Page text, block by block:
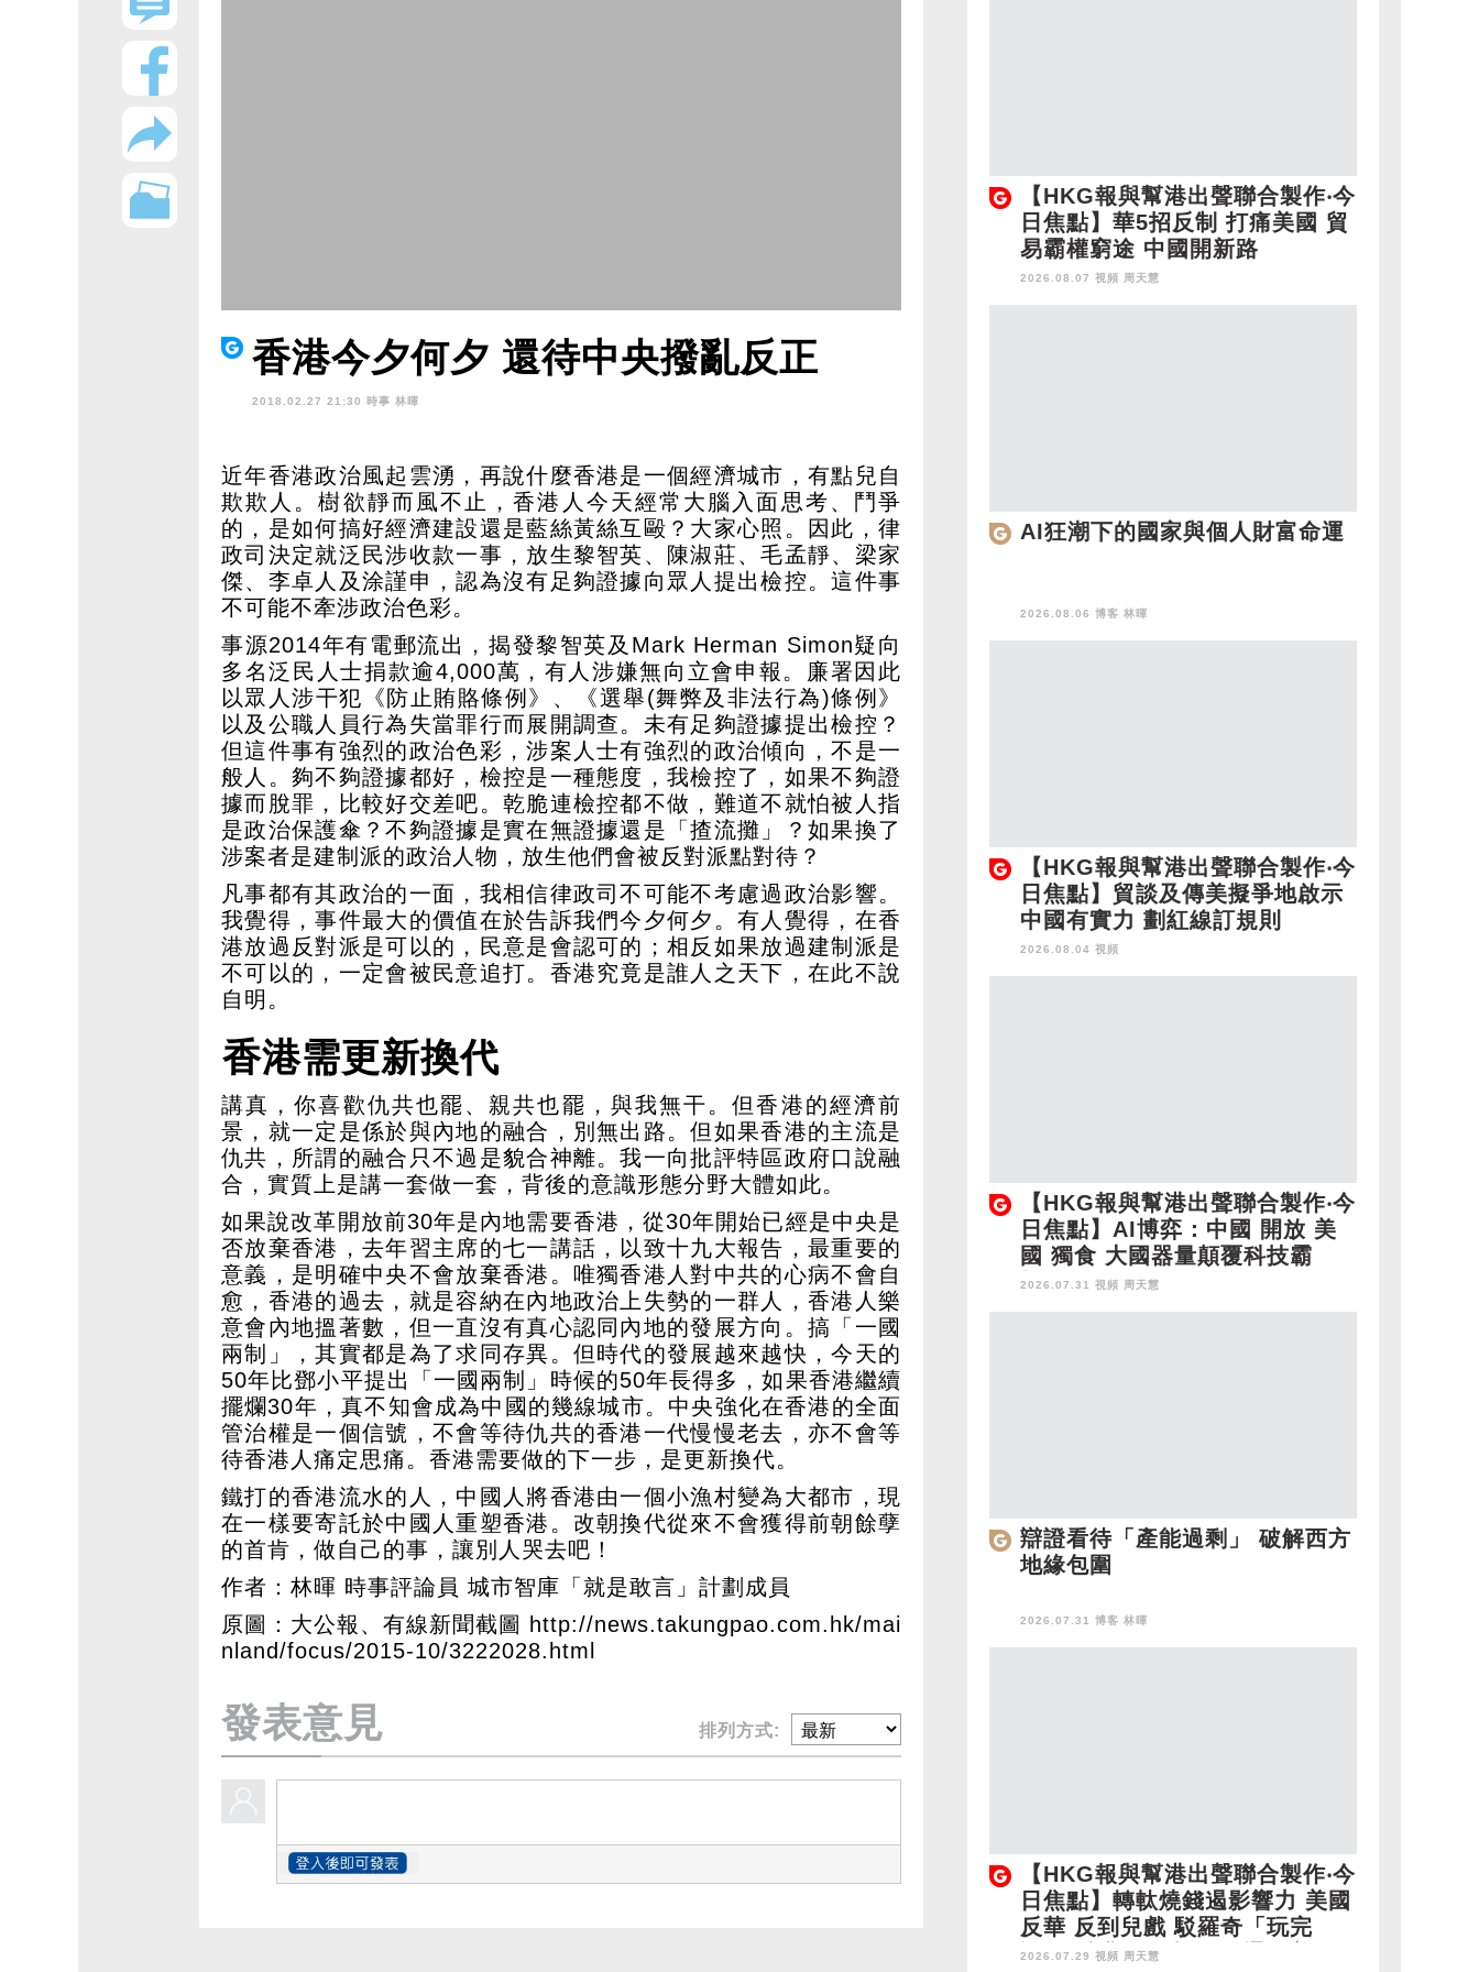
香港今夕何夕 還待中央撥亂反正
2018.02.27 21:30 時事 林暉
近年香港政治風起雲湧，再說什麼香港是一個經濟城市，有點兒自
欺欺人。樹欲靜而風不止，香港人今天經常大腦入面思考、鬥爭
的，是如何搞好經濟建設還是藍絲黃絲互毆？大家心照。因此，律
政司決定就泛民涉收款一事，放生黎智英、陳淑莊、毛孟靜、梁家
傑、李卓人及涂謹申，認為沒有足夠證據向眾人提出檢控。這件事
不可能不牽涉政治色彩。
事源2014年有電郵流出，揭發黎智英及Mark Herman Simon疑向
多名泛民人士捐款逾4,000萬，有人涉嫌無向立會申報。廉署因此
以眾人涉干犯《防止賄賂條例》、《選舉(舞弊及非法行為)條例》
以及公職人員行為失當罪行而展開調查。未有足夠證據提出檢控？
但這件事有強烈的政治色彩，涉案人士有強烈的政治傾向，不是一
般人。夠不夠證據都好，檢控是一種態度，我檢控了，如果不夠證
據而脫罪，比較好交差吧。乾脆連檢控都不做，難道不就怕被人指
是政治保護傘？不夠證據是實在無證據還是「揸流攤」？如果換了
涉案者是建制派的政治人物，放生他們會被反對派點對待？
凡事都有其政治的一面，我相信律政司不可能不考慮過政治影響。
我覺得，事件最大的價值在於告訴我們今夕何夕。有人覺得，在香
港放過反對派是可以的，民意是會認可的；相反如果放過建制派是
不可以的，一定會被民意追打。香港究竟是誰人之天下，在此不說
自明。
香港需更新換代
講真，你喜歡仇共也罷、親共也罷，與我無干。但香港的經濟前
景，就一定是係於與內地的融合，別無出路。但如果香港的主流是
仇共，所謂的融合只不過是貌合神離。我一向批評特區政府口說融
合，實質上是講一套做一套，背後的意識形態分野大體如此。
如果說改革開放前30年是內地需要香港，從30年開始已經是中央是
否放棄香港，去年習主席的七一講話，以致十九大報告，最重要的
意義，是明確中央不會放棄香港。唯獨香港人對中共的心病不會自
愈，香港的過去，就是容納在內地政治上失勢的一群人，香港人樂
意會內地搵著數，但一直沒有真心認同內地的發展方向。搞「一國
兩制」，其實都是為了求同存異。但時代的發展越來越快，今天的
50年比鄧小平提出「一國兩制」時候的50年長得多，如果香港繼續
擺爛30年，真不知會成為中國的幾線城市。中央強化在香港的全面
管治權是一個信號，不會等待仇共的香港一代慢慢老去，亦不會等
待香港人痛定思痛。香港需要做的下一步，是更新換代。
鐵打的香港流水的人，中國人將香港由一個小漁村變為大都市，現
在一樣要寄託於中國人重塑香港。改朝換代從來不會獲得前朝餘孽
的首肯，做自己的事，讓別人哭去吧！
作者：林暉 時事評論員 城市智庫「就是敢言」計劃成員
原圖：大公報、有線新聞截圖 http://news.takungpao.com.hk/mai
nland/focus/2015-10/3222028.html
發表意見 排列方式:
【HKG報與幫港出聲聯合製作‧今
日焦點】華5招反制 打痛美國 貿
易霸權窮途 中國開新路
2026.08.07 視頻 周天慧
AI狂潮下的國家與個人財富命運
2026.08.06 博客 林暉
【HKG報與幫港出聲聯合製作‧今
日焦點】貿談及傳美擬爭地啟示
中國有實力 劃紅線訂規則
2026.08.04 視頻
【HKG報與幫港出聲聯合製作‧今
日焦點】AI博弈：中國 開放 美
國 獨食 大國器量顛覆科技霸
權！
2026.07.31 視頻 周天慧
辯證看待「產能過剩」 破解西方
地緣包圍
2026.07.31 博客 林暉
【HKG報與幫港出聲聯合製作‧今
日焦點】轉軚燒錢遏影響力 美國
反華 反到兒戲 駁羅奇「玩完
論」 香港唔靠中國 唔通靠美
2026.07.29 視頻 周天慧